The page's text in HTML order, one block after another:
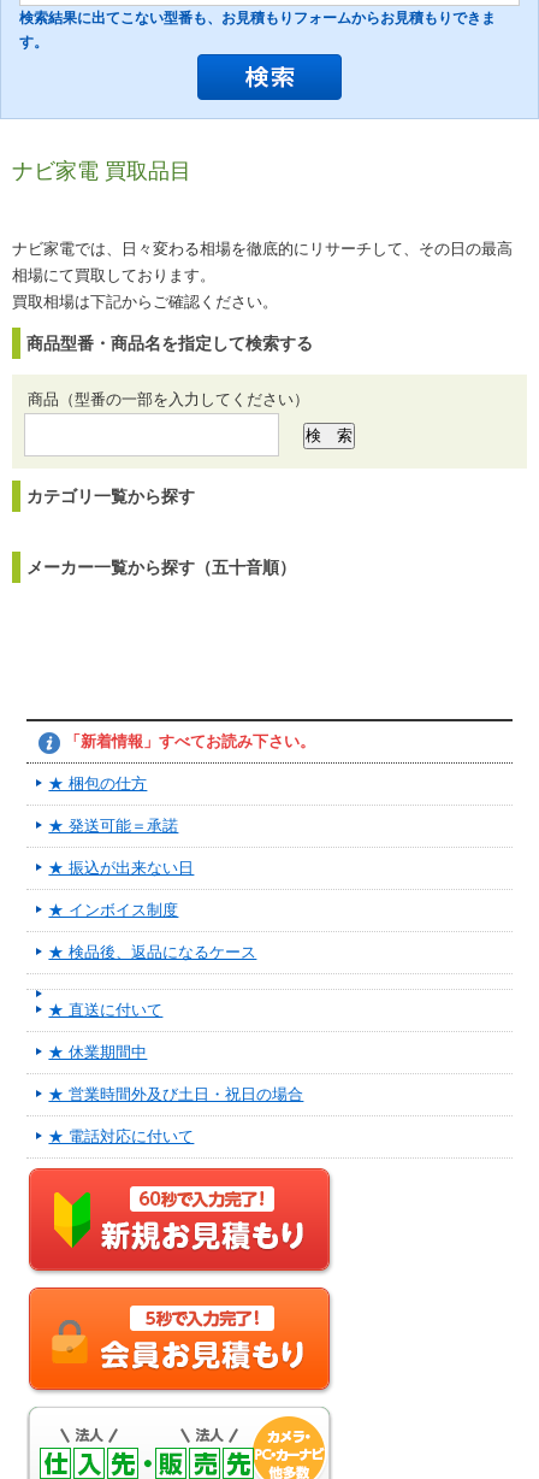
検索結果に出てこない型番も、お見積もりフォームからお見積もりできま
す。
ナビ家電 買取品目
ナビ家電では、日々変わる相場を徹底的にリサーチして、その日の最高
相場にて買取しております。
買取相場は下記からご確認ください。
商品型番・商品名を指定して検索する
商品（型番の一部を入力してください）
カテゴリ一覧から探す
メーカー一覧から探す（五十音順）
「新着情報」すべてお読み下さい。
★ 梱包の仕方
★ 発送可能＝承諾
★ 振込が出来ない日
★ インボイス制度
★ 検品後、返品になるケース
★ 直送に付いて
★ 休業期間中
★ 営業時間外及び土日・祝日の場合
★ 電話対応に付いて